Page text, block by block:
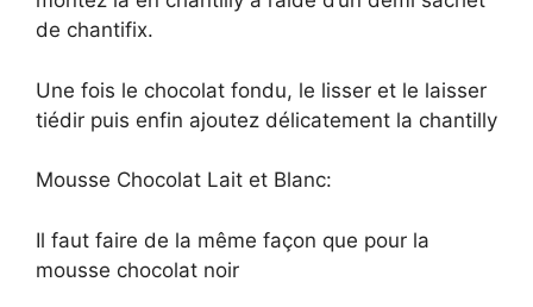
de chantifix.
Une fois le chocolat fondu, le lisser et le laisser
tiédir puis enfin ajoutez délicatement la chantilly
Mousse Chocolat Lait et Blanc:
Il faut faire de la même façon que pour la
mousse chocolat noir